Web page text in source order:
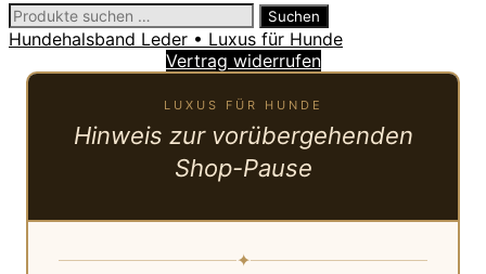
Suchen
nach:
Suchen
Hundehalsband Leder • Luxus für Hunde
Vertrag widerrufen
LUXUS FÜR HUNDE
Hinweis zur vorübergehenden
Shop-Pause
✦